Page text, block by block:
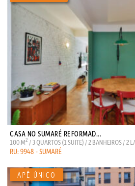
CASA NO SUMARÉ REFORMAD...
100 M2 / 3 QUARTOS (1 SUITE) / 2 BANHEIROS / 2
RU: 9948 - SUMARÉ